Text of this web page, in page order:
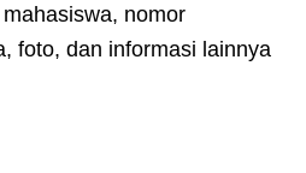
nomor
foto, dan informasi lainnya